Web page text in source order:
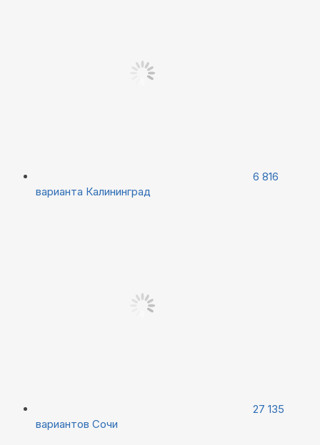
6 816
варианта Калининград
27 135
вариантов Сочи